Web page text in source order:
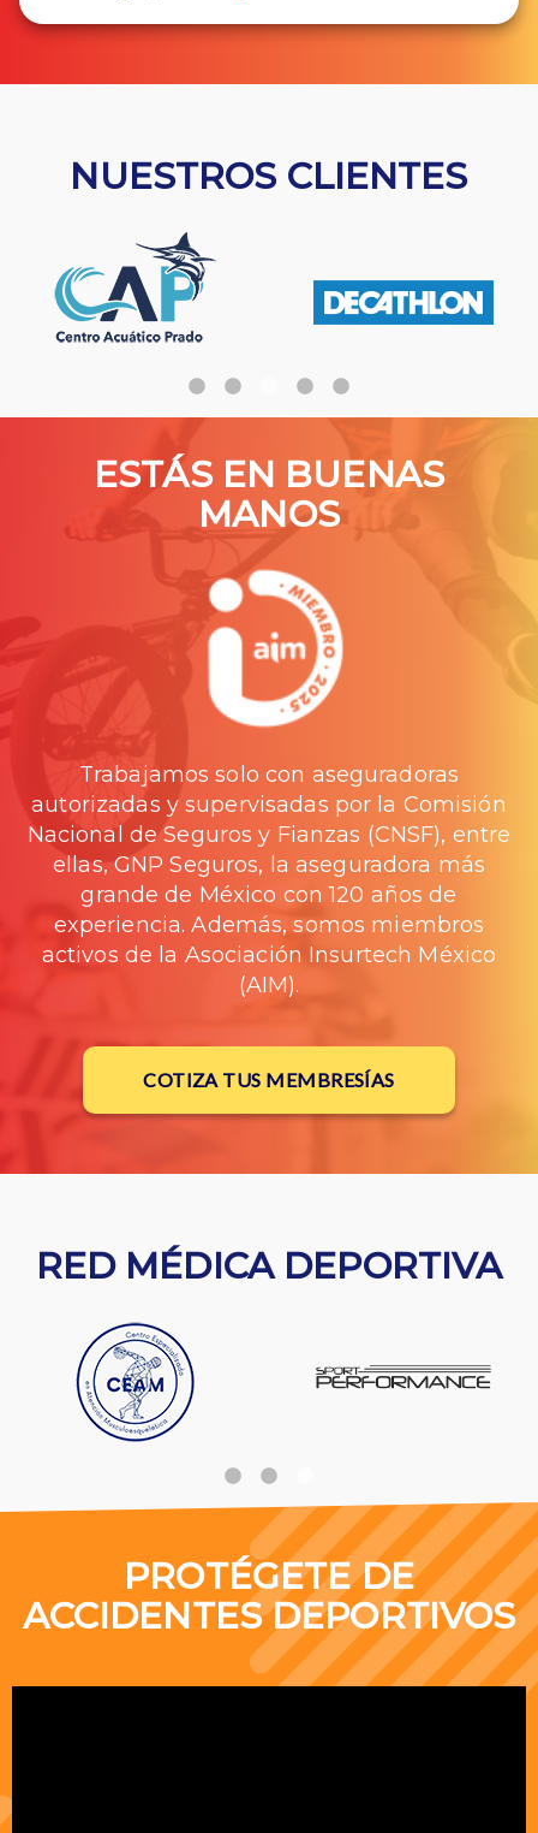
NUESTROS CLIENTES
ESTÁS EN BUENAS
MANOS
Trabajamos solo con aseguradoras
autorizadas y supervisadas por la Comisión
Nacional de Seguros y Fianzas (CNSF), entre
ellas, GNP Seguros, la aseguradora más
grande de México con 120 años de
experiencia. Además, somos miembros
activos de la Asociación Insurtech México
(AIM).
COTIZA TUS MEMBRESÍAS
RED MÉDICA DEPORTIVA
PROTÉGETE DE
ACCIDENTES DEPORTIVOS